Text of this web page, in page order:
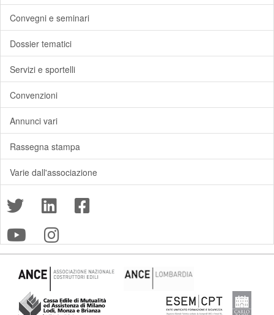
Convegni e seminari
Dossier tematici
Servizi e sportelli
Convenzioni
Annunci vari
Rassegna stampa
Varie dall'associazione